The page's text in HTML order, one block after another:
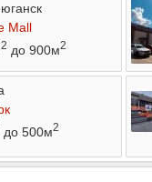
Mall
2 до 900м2
до 500м2